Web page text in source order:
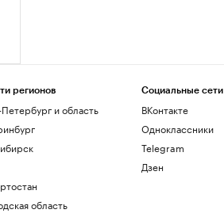
регионов
и область
область
Социальные сети
ВКонтакте
Одноклассники
Telegram
Дзен